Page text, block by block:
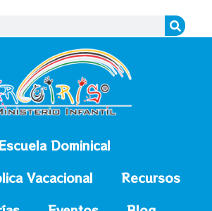
Dominical
Vacacional
Recursos